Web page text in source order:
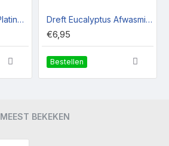
Dreft Afwasmiddel Platinum Dreft Eucalyptus Afwasmiddel
€6,95
Bestellen
MEEST BEKEKEN